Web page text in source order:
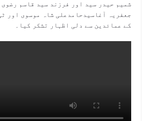
شمیم حیدر سید اور فرزند سید قاسم
جعفریہ آغاسیدحامدعلی شاہ موسوی اور
کے عمائدین سے دلی اظہار تشکر کیا۔